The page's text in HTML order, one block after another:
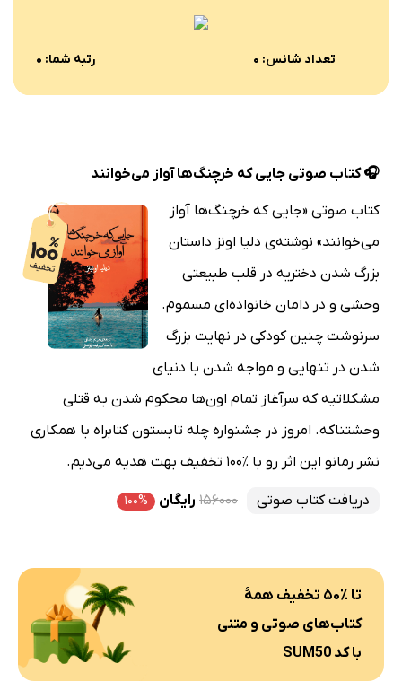
تعداد شانس: ۰ رتبه شما: ۰
🎧 کتاب صوتی جایی که خرچنگ‌ها آواز می‌خوانند
کتاب صوتی «جایی که خرچنگ‌ها آواز
می‌خوانند» نوشته‌ی دلیا اونز داستان
بزرگ شدن دختریه در قلب طبیعتی
وحشی و در دامان خانواده‌ای مسموم.
سرنوشت چنین کودکی در نهایت بزرگ
شدن در تنهایی و مواجه شدن با دنیای
مشکلاتیه که سرآغاز تمام اون‌ها محکوم شدن به قتلی
وحشتناکه. امروز در جشنواره چله تابستون کتابراه با همکاری
نشر رمانو این اثر رو با ٪۱۰۰ تخفیف بهت هدیه می‌دیم.
۱۵۶۰۰۰ رایگان ۱۰۰% دریافت کتاب صوتی
تا ٪۵۰ تخفیف همهٔ
کتاب‌های صوتی و متنی
با کد SUM50